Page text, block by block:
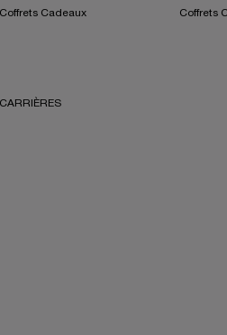
Coffrets Cadeaux
Coffrets
CARRIÈRES